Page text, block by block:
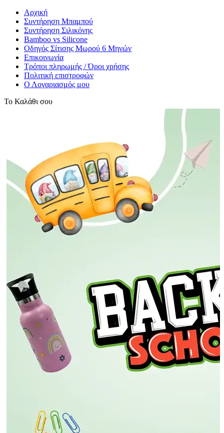
Αρχική
Συντήρηση Μπαμπού
Συντήρηση Σιλικόνης
Bamboo vs Silicone
Οδηγός Σίτισης Μωρού 6 Μηνών
Επικοινωνία
Τρόποι πληρωμής / Όροι χρήσης
Πολιτική επιστροφών
Ο Λογαριασμός μου
Το Καλάθι σου